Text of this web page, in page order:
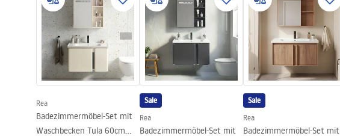
Tiefe
510 mm
Rea
Badezimmermöbel-Set mit
Waschbecken Tula 60cm
Sale
Rea
Badezimmermöbel-Set mit
Sale
Rea
Badezimmermöbel-Set mit